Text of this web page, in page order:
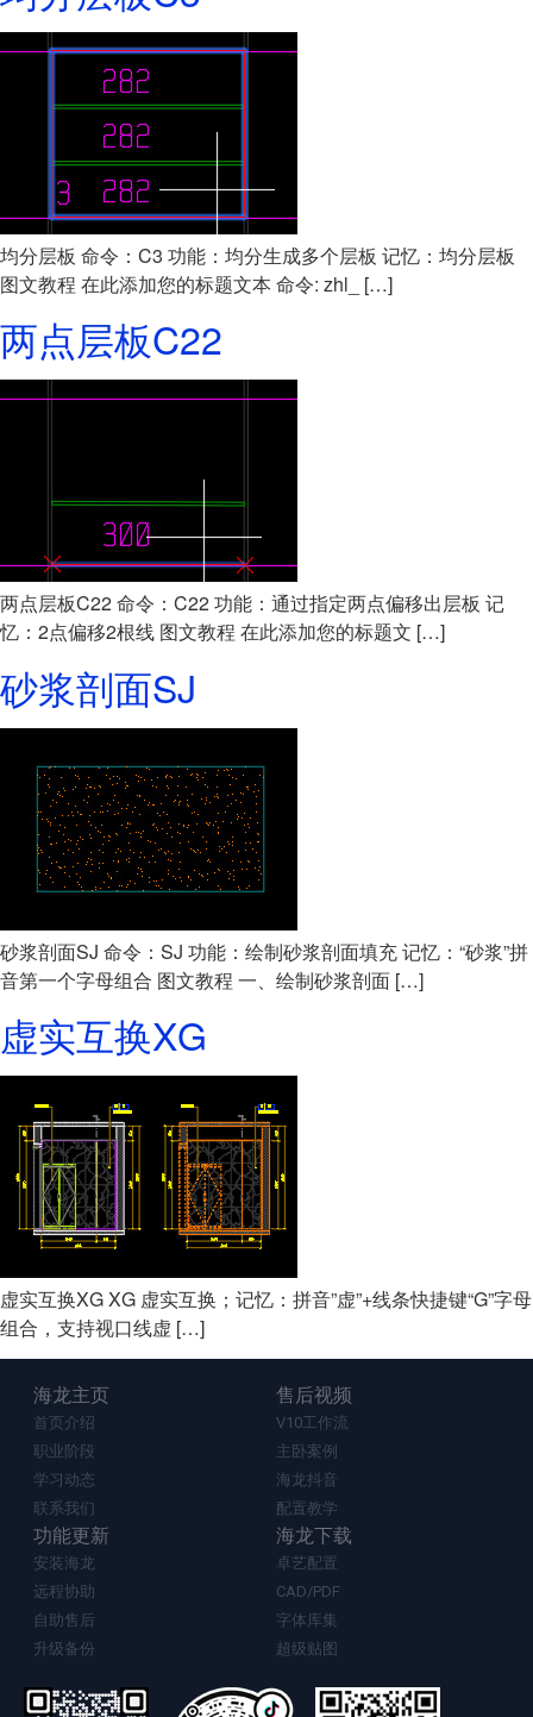
均分层板 命令：C3 功能：均分生成多个层板 记忆：均分层板
图文教程 在此添加您的标题文本 命令: zhl_ […]
两点层板C22
两点层板C22 命令：C22 功能：通过指定两点偏移出层板 记
忆：2点偏移2根线 图文教程 在此添加您的标题文 […]
砂浆剖面SJ
砂浆剖面SJ 命令：SJ 功能：绘制砂浆剖面填充 记忆：“砂浆”拼
音第一个字母组合 图文教程 一、绘制砂浆剖面 […]
虚实互换XG
虚实互换XG XG 虚实互换；记忆：拼音”虚”+线条快捷键“G”字母
组合，支持视口线虚 […]
海龙主页
首页介绍
职业阶段
学习动态
联系我们
售后视频
V10工作流
主卧案例
海龙抖音
配置教学
功能更新
安装海龙
远程协助
自助售后
升级备份
海龙下载
卓艺配置
CAD/PDF
字体库集
超级贴图